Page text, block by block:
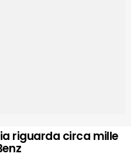
riguarda circa mille